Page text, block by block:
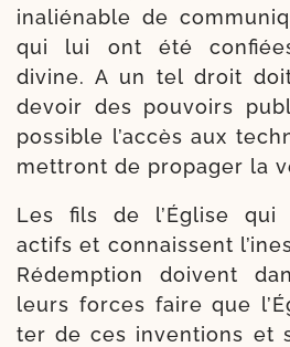
inalié­nable de
qui lui ont été
divine. A un tel droit
devoir des pou­voirs
pos­sible l’ac­cès aux
met­tront de pro­pa­ger la
Les fils de l’Église
actifs et connaissent
Rédemption doivent
leurs forces faire que
ter de ces inven­tions et